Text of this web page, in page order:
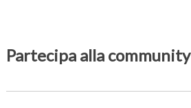
Partecipa alla community